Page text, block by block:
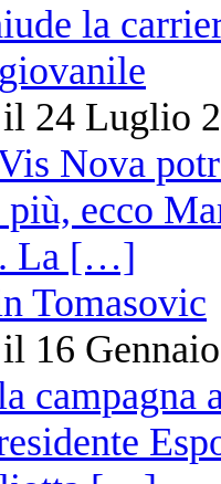
la
24 Luglio
Tomasovic
16